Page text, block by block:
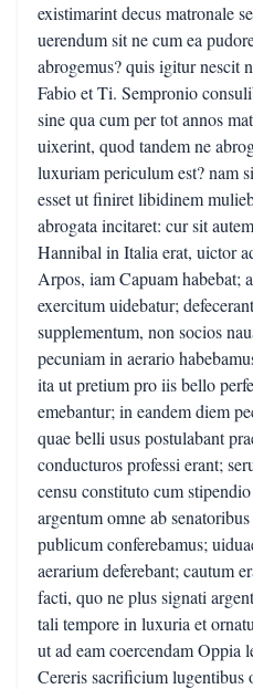
existimarint decus matronale
uerendum sit ne cum ea
abrogemus? quis igitur nescit
Fabio et Ti. Sempronio
sine qua cum per tot annos
uixerint, quod tandem ne
luxuriam periculum est? nam
esset ut finiret libidinem
abrogata incitaret: cur sit
Hannibal in Italia erat, uictor
Arpos, iam Capuam habebat;
exercitum uidebatur;
supplementum, non socios
pecuniam in aerario
ita ut pretium pro iis bello
emebantur; in eandem diem
quae belli usus postulabant
conducturos professi erant;
censu constituto cum
argentum omne ab
publicum conferebamus;
aerarium deferebant; cautum
facti, quo ne plus signati
tali tempore in luxuria et
ut ad eam coercendam Oppia
Cereris sacrificium lugentibus